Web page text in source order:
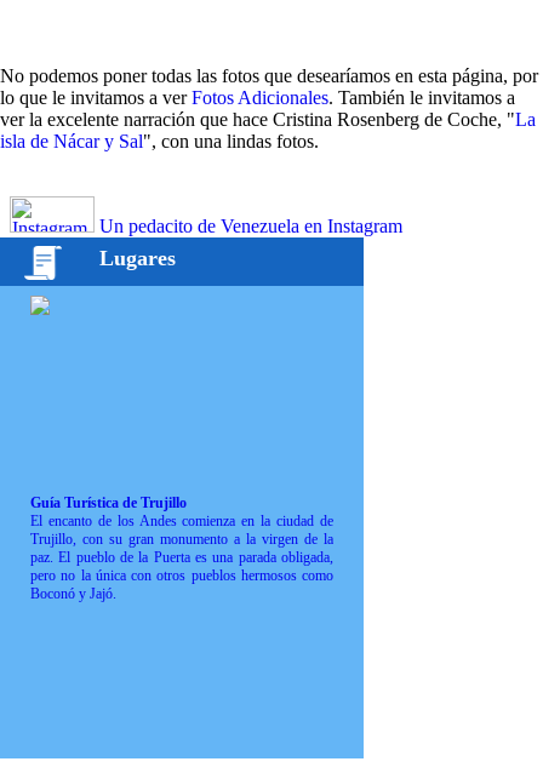
No podemos poner todas las fotos que desearíamos en esta página, por
lo que le invitamos a verFotos Adicionales. También le invitamos a
ver la excelente narración que hace Cristina Rosenberg de Coche, "La
isla de Nácar y Sal", con una lindas fotos.
Un pedacito de Venezuela en Instagram
Lugares
Guía Turística de Trujillo
El encanto de los Andes comienza en la ciudad de
Trujillo, con su gran monumento a la virgen de la
paz. El pueblo de la Puerta es una parada obligada,
pero no la única con otros pueblos hermosos como
Boconó y Jajó.